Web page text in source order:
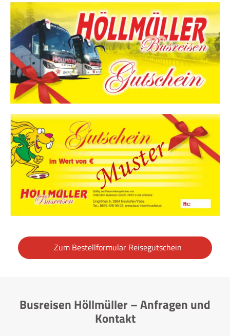
Zum Bestellformular Reisegutschein
Busreisen Höllmüller – Anfragen und
Kontakt